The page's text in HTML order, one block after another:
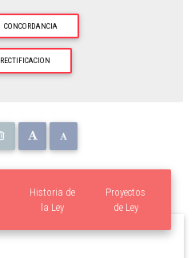
CONCORDANCIA
RECTIFICACION
Proyectos
de Ley
Historia de
la Ley